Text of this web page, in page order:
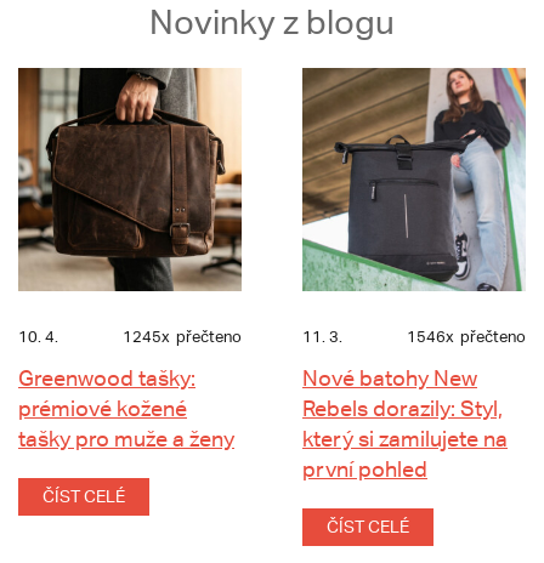
Novinky z blogu
10. 4. 1245x přečteno
Greenwood tašky:
prémiové kožené
tašky pro muže a ženy
ČÍST CELÉ
11. 3. 1546x přečteno
Nové batohy New
Rebels dorazily: Styl,
který si zamilujete na
první pohled
ČÍST CELÉ